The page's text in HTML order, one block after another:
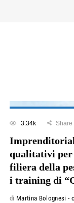
3.34k Share
qualitativi per
filiera della
i training di
di Martina Bolognesi -